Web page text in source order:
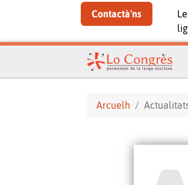
Contactà'ns
Arcuelh